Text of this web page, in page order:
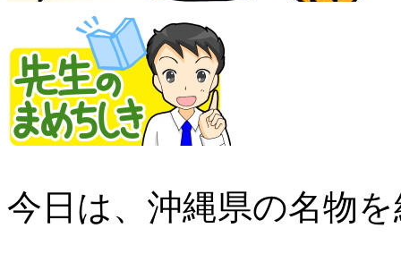
今日は、沖縄県の名物